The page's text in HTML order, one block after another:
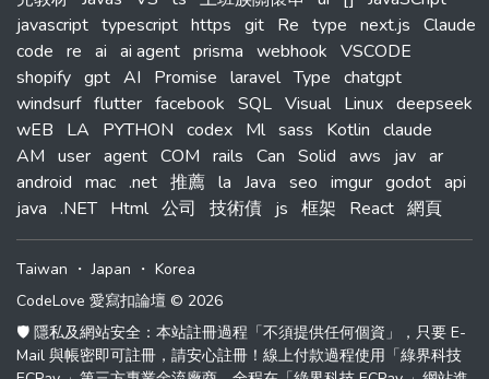
javascript typescript https git Re type next.js Claude
code re ai ai agent prisma webhook VSCODE
shopify gpt AI Promise laravel Type chatgpt
windsurf flutter facebook SQL Visual Linux deepseek
wEB
LA PYTHON codex Ml sass Kotlin claude
AM user agent COM rails Can Solid aws jav ar
android mac .net 推薦 la Java seo imgur godot api
java .NET Html 公司 技術債 js 框架 React 網頁
Taiwan ・Japan ・ Korea
CodeLove 愛寫扣論壇 © 2026
🛡️ 隱私及網站安全：本站註冊過程「不須提供任何個資」，只要 E-
Mail 與帳密即可註冊，請安心註冊！線上付款過程使用「綠界科技